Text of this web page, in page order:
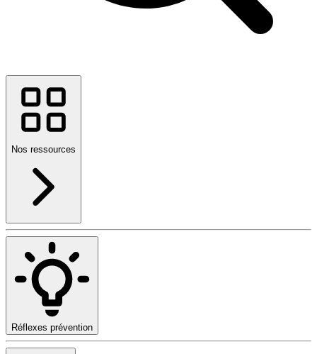
Nos ressources
Réflexes prévention